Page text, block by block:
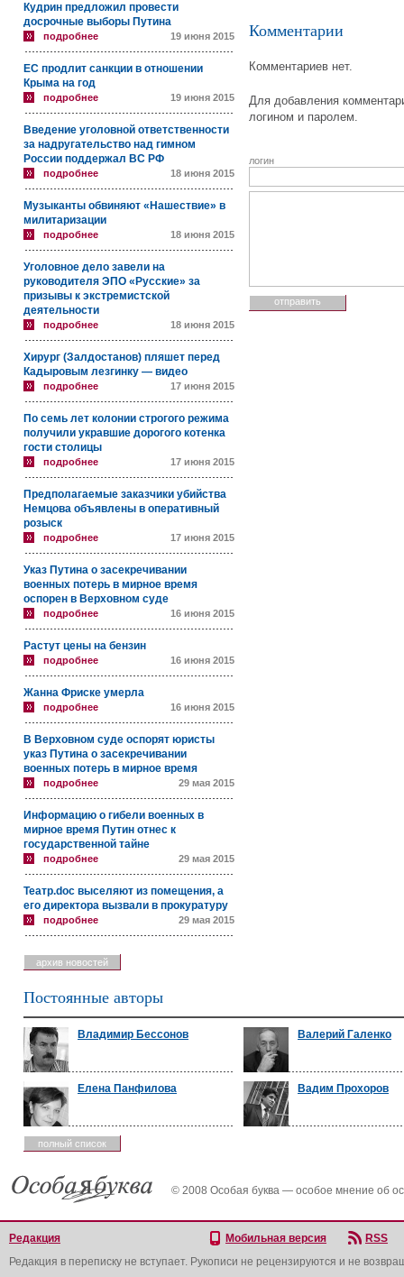
Кудрин предложил провести
досрочные выборы Путина
подробнее 19 июня 2015
ЕС продлит санкции в отношении
Крыма на год
подробнее 19 июня 2015
Введение уголовной ответственности
за надругательство над гимном
России поддержал ВС РФ
подробнее 18 июня 2015
Музыканты обвиняют «Нашествие» в
милитаризации
подробнее 18 июня 2015
Уголовное дело завели на
руководителя ЭПО «Русские» за
призывы к экстремистской
деятельности
подробнее 18 июня 2015
Хирург (Залдостанов) пляшет перед
Кадыровым лезгинку — видео
подробнее 17 июня 2015
По семь лет колонии строгого режима
получили укравшие дорогого котенка
гости столицы
подробнее 17 июня 2015
Предполагаемые заказчики убийства
Немцова объявлены в оперативный
розыск
подробнее 17 июня 2015
Указ Путина о засекречивании
военных потерь в мирное время
оспорен в Верховном суде
подробнее 16 июня 2015
Растут цены на бензин
подробнее 16 июня 2015
Жанна Фриске умерла
подробнее 16 июня 2015
В Верховном суде оспорят юристы
указ Путина о засекречивании
военных потерь в мирное время
подробнее 29 мая 2015
Информацию о гибели военных в
мирное время Путин отнес к
государственной тайне
подробнее 29 мая 2015
Театр.doc выселяют из помещения, а
его директора вызвали в прокуратуру
подробнее 29 мая 2015
архив новостей
Комментарии
Комментариев нет.
Для добавления
логином и паролем.
логин
Постоянные авторы
Владимир Бессонов Валерий Галенко
Елена Панфилова Вадим Прохоров
полный список
© 2008 Особая буква — особое мнение об
Редакция Мобильная версия
RSS
Редакция в переписку не вступает. Рукописи не рецензируются и не